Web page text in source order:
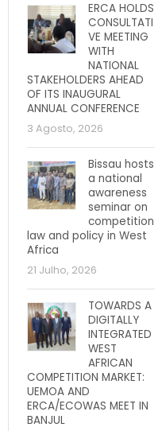
ERCA HOLDS
CONSULTATI
VE MEETING
WITH
NATIONAL
STAKEHOLDERS AHEAD
OF ITS INAUGURAL
ANNUAL CONFERENCE
3 Agosto, 2026
Bissau hosts
a national
awareness
seminar on
competition
law and policy in West
Africa
21 Julho, 2026
TOWARDS A
DIGITALLY
INTEGRATED
WEST
AFRICAN
COMPETITION MARKET:
UEMOA AND
ERCA/ECOWAS MEET IN
BANJUL